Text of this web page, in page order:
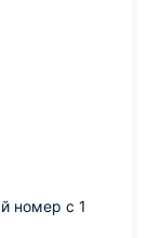
номер с 1